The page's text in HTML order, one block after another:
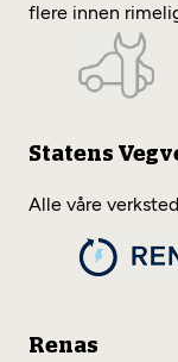
flere innen
Statens
Alle våre
Renas